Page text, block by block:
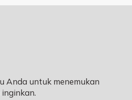
Anda untuk menemukan